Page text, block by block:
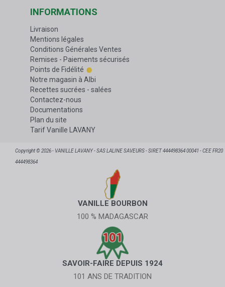
INFORMATIONS
Livraison
Mentions légales
Conditions Générales Ventes
Remises - Paiements sécurisés
Points de Fidélité
Notre magasin à Albi
Recettes sucrées - salées
Contactez-nous
Documentations
Plan du site
Tarif Vanille LAVANY
Copyright © 2026 - VANILLE LAVANY - SAS LALINE SAVEURS - SIRET 444498364 00041 - CEE FR20
444498364
VANILLE BOURBON
100 % MADAGASCAR
SAVOIR-FAIRE DEPUIS 1924
101 ANS DE TRADITION